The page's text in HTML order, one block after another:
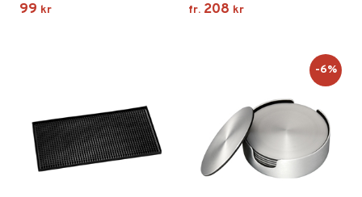
99 kr fr. 208 kr
-6%